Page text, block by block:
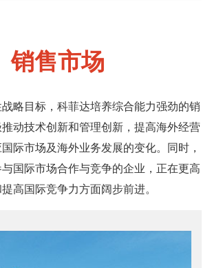
销售市场
略目标，科菲达培养综合能力强劲的销
动技术创新和管理创新，提高海外经营
际市场及海外业务发展的变化。同时，
国际市场合作与竞争的企业，正在更高
高国际竞争力方面阔步前进。